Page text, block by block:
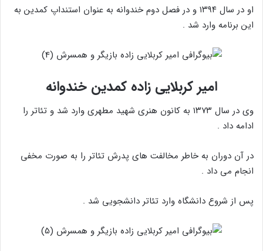
او در سال ۱۳۹۴ و در فصل دوم خندوانه به عنوان استنداپ کمدین به
این برنامه وارد شد .
امیر کربلایی زاده کمدین خندوانه
وی در سال ۱۳۷۳ به کانون هنری شهید مطهری وارد شد و تئاتر را
ادامه داد .
در آن دوران به خاطر مخالفت های پدرش تئاتر را به صورت مخفی
انجام می داد .
پس از شروع دانشگاه وارد تئاتر دانشجویی شد .